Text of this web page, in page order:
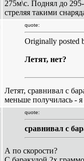
275м\с. Поднял до
стреляя такими
quote:
Originally posted
Летят, нет?
Летят, сравнивал с
меньше получилась - я
quote:
сравнивал с
А по скорости?